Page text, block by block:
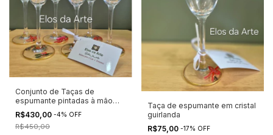
Conjunto de Taças de
espumante pintadas à mão
Natal
R$430,00 -4% OFF
R$450,00
Taça de espumante em cristal
guirlanda
R$75,00 -17% OFF